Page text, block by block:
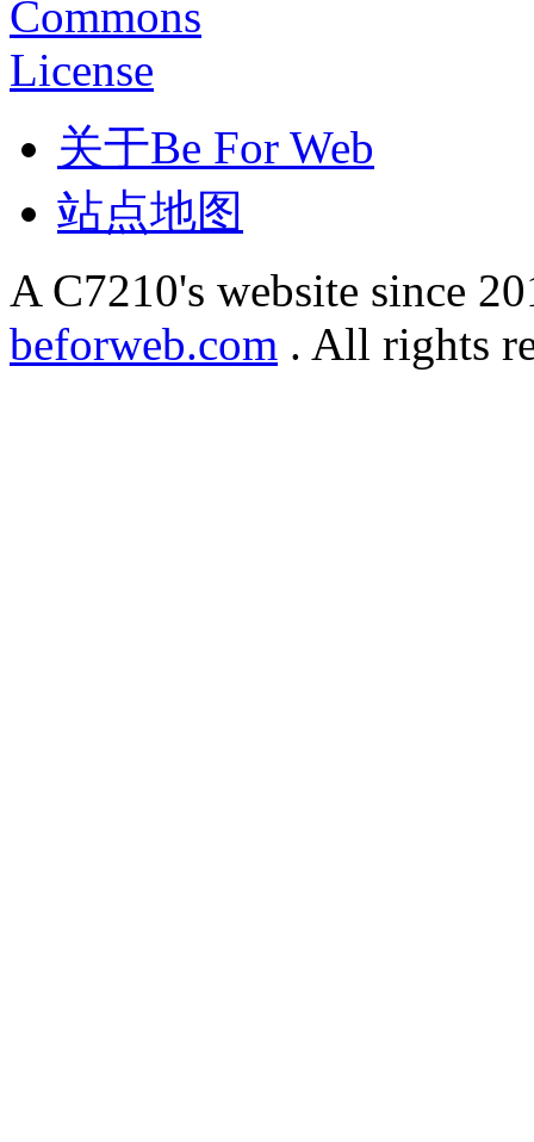
关于Be For Web
站点地图
A C7210's website since
beforweb.com . All rights